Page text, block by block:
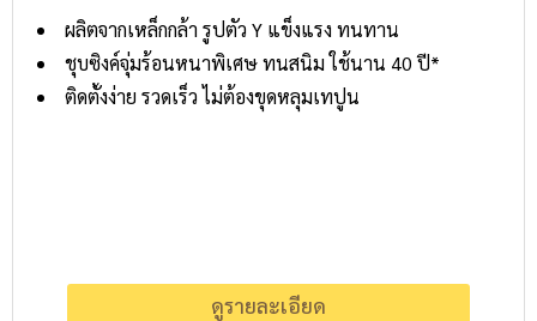
ผลิตจากเหล็กกล้า รูปตัว Y แข็งแรง ทนทาน
ชุบซิงค์จุ่มร้อนหนาพิเศษ ทนสนิม ใช้นาน 40 ปี*
ติดตั้งง่าย รวดเร็ว ไม่ต้องขุดหลุมเทปูน
ดูรายละเอียด